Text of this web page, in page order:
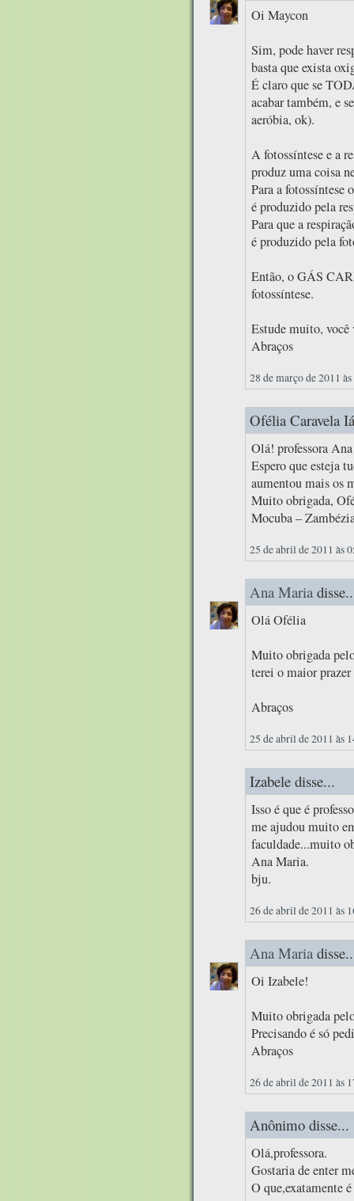
Oi Maycon
Sim, pode haver
basta que exista
É claro que se
acabar também, e
aeróbia, ok).
A fotossíntese e a
produz uma coisa
Para a fotossíntese
é produzido pela
Para que a
é produzido pela
Então, o GÁS
fotossíntese.
Estude muito,
Abraços
28 de março de 2011
Ofélia Caravela
Olá! professora
Espero que esteja
aumentou mais os
Muito obrigada,
Mocuba –
25 de abril de 2011 às
Ana Maria
Olá Ofélia
Muito obrigada
terei o maior
Abraços
25 de abril de 2011 às
Izabele disse...
Isso é que é
me ajudou muito
faculdade...muito
Ana Maria.
bju.
26 de abril de 2011 às
Ana Maria
Oi Izabele!
Muito obrigada
Precisando é só
Abraços
26 de abril de 2011 às
Anônimo disse...
Olá,professora.
Gostaria de enter
O que,exatamente